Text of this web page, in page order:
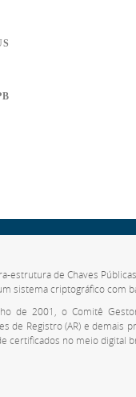
estrutura de Chaves
sistema criptográfico com
de 2001, o Comitê
de Registro (AR) e demais
certificados no meio digital